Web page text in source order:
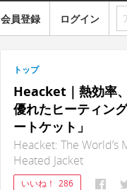
会員登録 ログイン
トップ
Heacket｜熱効率
優れたヒーティン
ートケット」
Heacket: The World’s
Heated Jacket
いいね！ 286